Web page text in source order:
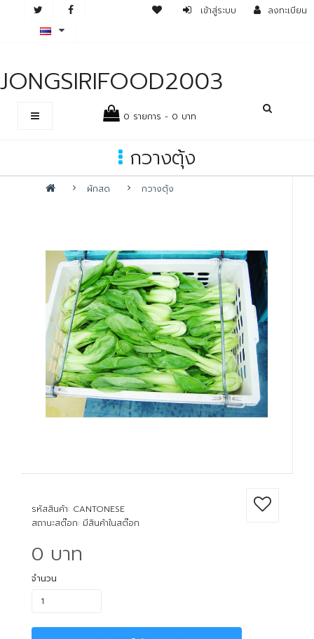
เข้าสู่ระบบ ลงทะเบียน
JONGSIRIFOOD2003
0 รายการ - 0 บาท
กวางตุ้ง
ผักสด กวางตุ้ง
รหัสสินค้า: CANTONESE
สถานะสต๊อก: มีสินค้าในสต๊อก
0 บาท
จำนวน
เขียนรีวิว